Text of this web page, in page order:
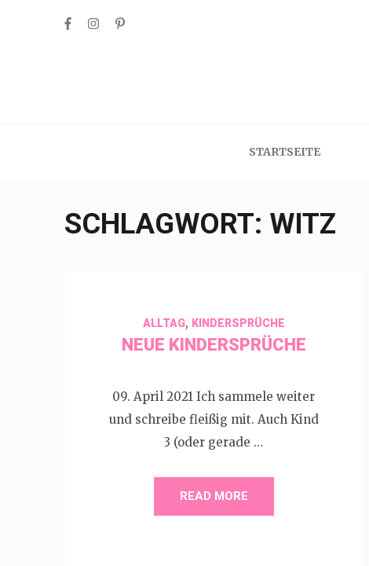
STARTSEITE
SCHLAGWORT: WITZ
ALLTAG, KINDERSPRÜCHE
NEUE KINDERSPRÜCHE
09. April 2021 Ich sammele weiter
und schreibe fleißig mit. Auch Kind
3 (oder gerade …
READ MORE